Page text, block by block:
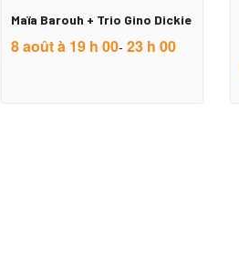
Maïa Barouh + Trio Gino Dickie
8 août à 19 h 00- 23 h 00